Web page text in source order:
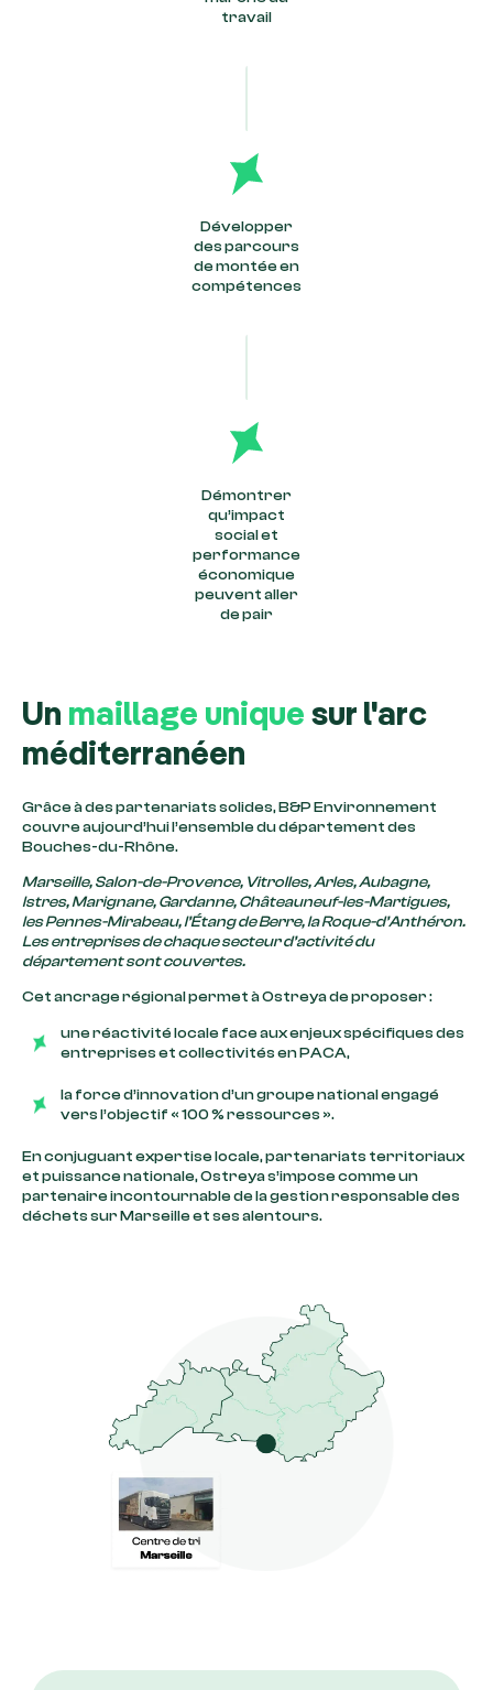
travail
Développer
des parcours
de montée en
compétences
Démontrer
qu’impact
social et
performance
économique
peuvent aller
de pair
Un maillage unique sur l'arc
méditerranéen
Grâce à des partenariats solides, B&P Environnement
couvre aujourd’hui l’ensemble du département des
Bouches-du-Rhône.
Marseille, Salon-de-Provence, Vitrolles, Arles, Aubagne,
Istres, Marignane, Gardanne, Châteauneuf-les-Martigues,
les Pennes-Mirabeau, l’Étang de Berre, la Roque-d’Anthéron.
Les entreprises de chaque secteur d’activité du
département sont couvertes.
Cet ancrage régional permet à Ostreya de proposer :
une réactivité locale face aux enjeux spécifiques des
entreprises et collectivités en PACA,
la force d’innovation d’un groupe national engagé
vers l’objectif « 100 % ressources ».
En conjuguant expertise locale, partenariats territoriaux
et puissance nationale, Ostreya s’impose comme un
partenaire incontournable de la gestion responsable des
déchets sur Marseille et ses alentours.